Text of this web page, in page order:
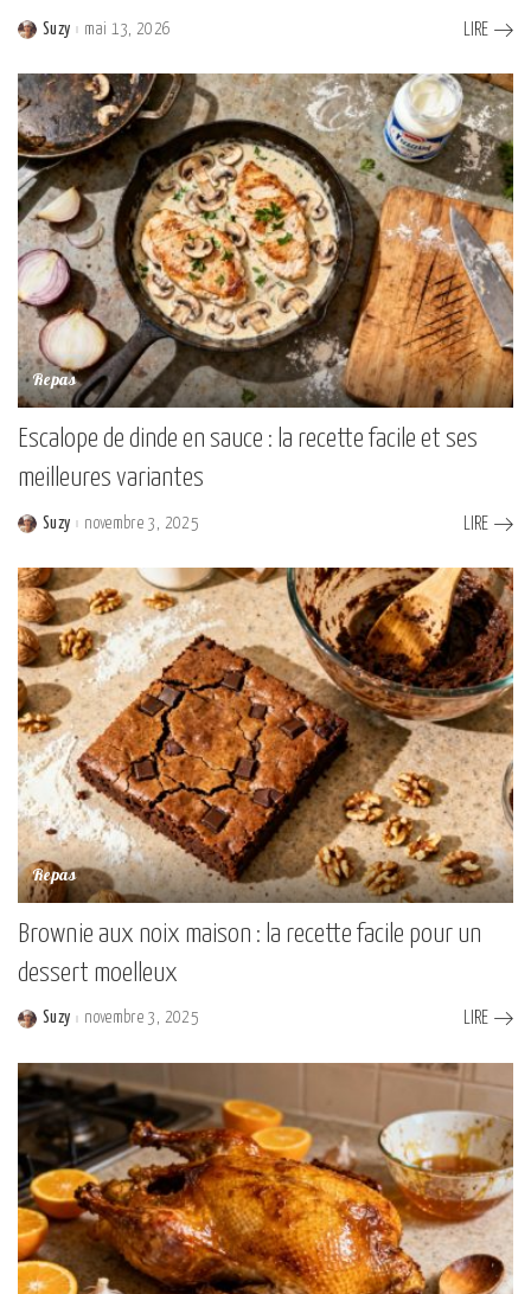
Posted
Suzy mai 13, 2026 LIRE
Repas
Escalope de dinde en sauce : la recette facile et ses
meilleures variantes
Posted
Suzy novembre 3, 2025 LIRE
Repas
Brownie aux noix maison : la recette facile pour un
dessert moelleux
Posted
Suzy novembre 3, 2025 LIRE